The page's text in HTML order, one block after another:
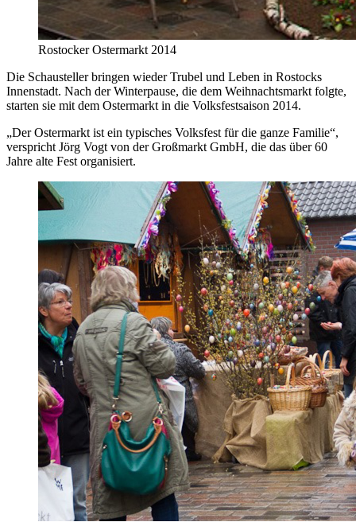
Rostocker Ostermarkt 2014
Die Schausteller bringen wieder Trubel und Leben in Rostocks
Innenstadt. Nach der Winterpause, die dem Weihnachtsmarkt folgte,
starten sie mit dem Ostermarkt in die Volksfestsaison 2014.
„Der Ostermarkt ist ein typisches Volksfest für die ganze Familie“,
verspricht Jörg Vogt von der Großmarkt GmbH, die das über 60
Jahre alte Fest organisiert.